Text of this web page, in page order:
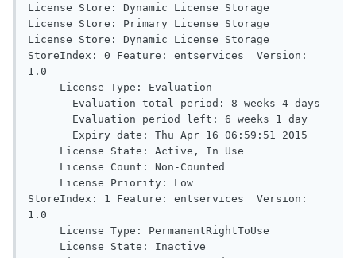
License Store: Dynamic License Storage
License Store: Primary License Storage
License Store: Dynamic License Storage
StoreIndex: 0 Feature: entservices  Version:
1.0
StoreIndex: 1 Feature: entservices  Version:
1.0